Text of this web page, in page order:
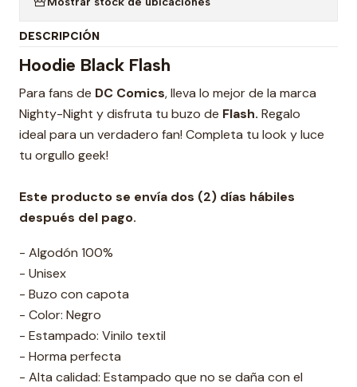
DESCRIPCIÓN
Hoodie Black Flash
Para fans de DC Comics, lleva lo mejor de la marca
Nighty-Night y disfruta tu buzo de Flash. Regalo
ideal para un verdadero fan! Completa tu look y luce
tu orgullo geek!
Este producto se envía dos (2) días hábiles
después del pago.
- Algodón 100%
- Unisex
- Buzo con capota
- Color: Negro
- Estampado: Vinilo textil
- Horma perfecta
- Alta calidad: Estampado que no se daña con el